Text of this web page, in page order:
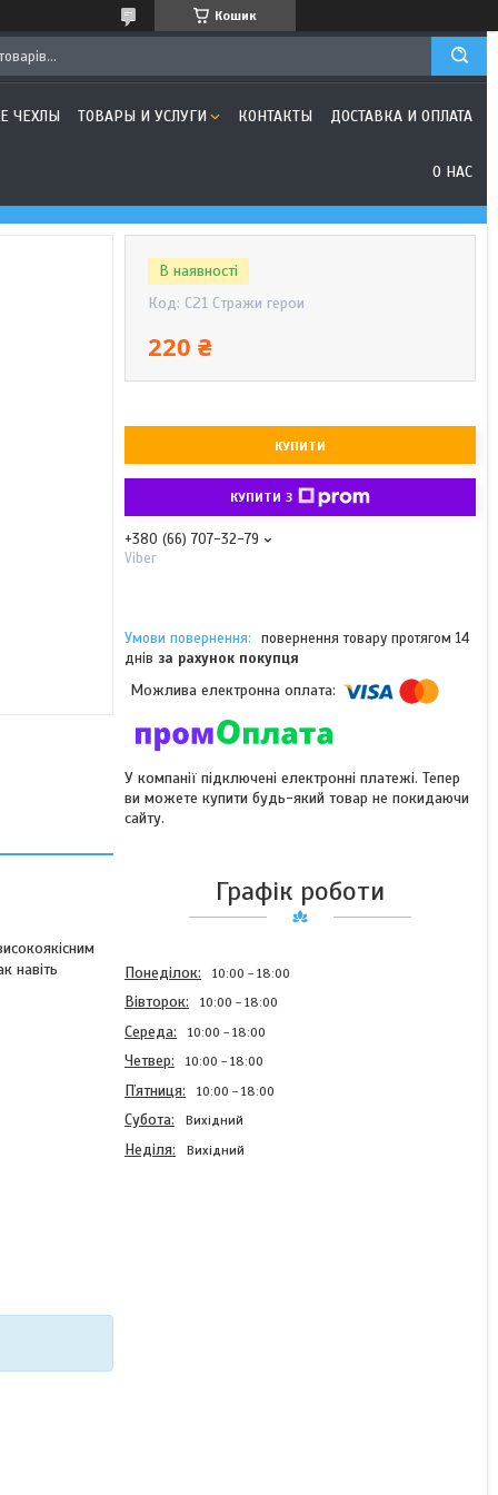
Кошик
ЧЕХЛЫ ТОВАРЫ И УСЛУГИ КОНТАКТЫ ДОСТАВКА И ОПЛАТА
О НАС
навіть
В наявності
Код: C21 Стражи герои
220 ₴
КУПИТИ
КУПИТИ З
+380 (66) 707-32-79
Viber
повернення товару протягом 14
днів за рахунок покупця
У компанії підключені електронні платежі. Тепер
ви можете купити будь-який товар не покидаючи
сайту.
Графік роботи
Понеділок 10:00 18:00
Вівторок 10:00 18:00
Середа 10:00 18:00
Четвер 10:00 18:00
Пʼятниця 10:00 18:00
Субота Вихідний
Неділя Вихідний